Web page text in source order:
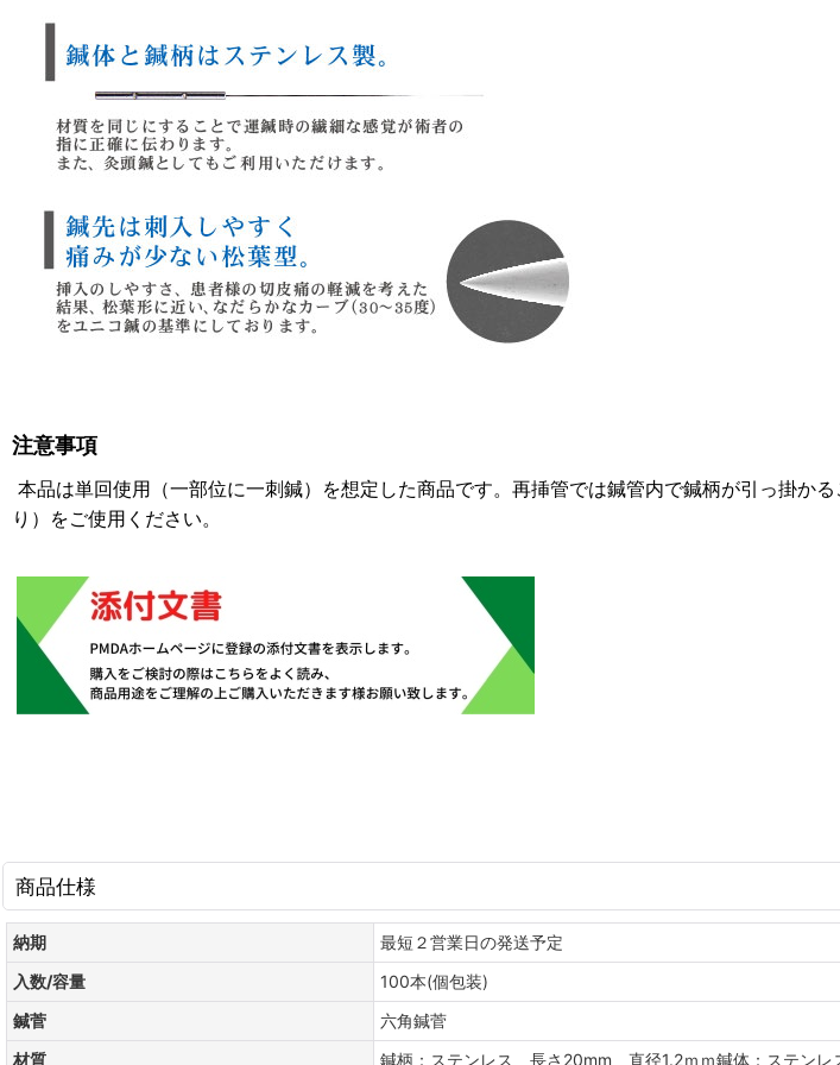
注意事項
本品は単回使用（一部位に一刺鍼）を想定した商品です。再挿管では鍼管内で鍼柄が引っ掛か
り）をご使用ください。
商品仕様
納期
最短２営業日の発送予定
入数/容量
100本(個包装)
鍼菅
六角鍼菅
材質
鍼柄：ステンレス 長さ20mm 直径1.2ｍｍ鍼体：ステンレ